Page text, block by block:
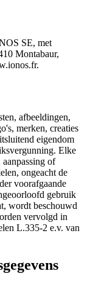
SE, met
Montabaur,
afbeeldingen,
merken, creaties
eigendom
Elke
of
ongeacht de
voorafgaande
gebruik
wordt beschouwd
vervolgd in
L.335-2 e.v. van